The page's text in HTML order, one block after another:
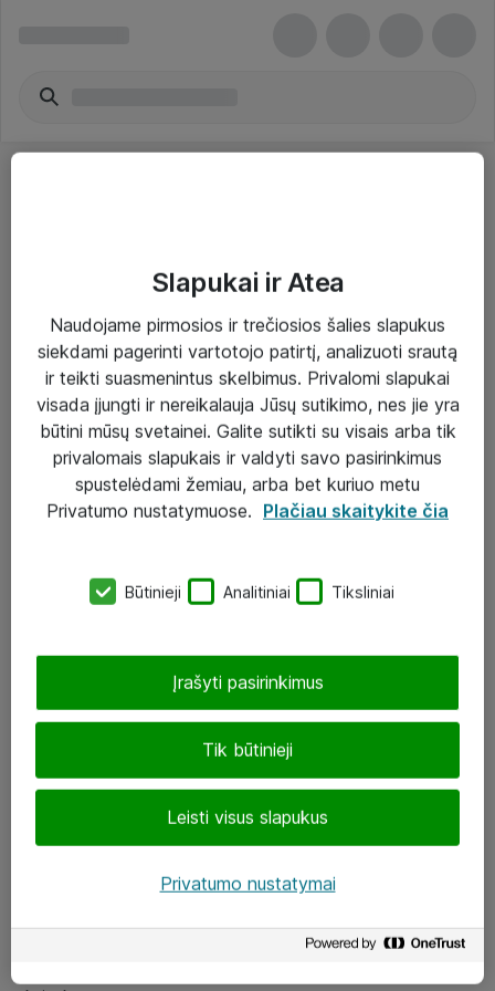
Paslaugos
Sprendimai
Įgyvendinti projektai
Atea ekspertų patarimai verslui
eShop@atea.lt
LinkedIn
Slapukai ir Atea
Naudojame pirmosios ir trečiosios šalies slapukus
siekdami pagerinti vartotojo patirtį, analizuoti srautą
ir teikti suasmenintus skelbimus. Privalomi slapukai
visada įjungti ir nereikalauja Jūsų sutikimo, nes jie yra
būtini mūsų svetainei. Galite sutikti su visais arba tik
privalomais slapukais ir valdyti savo pasirinkimus
spustelėdami žemiau, arba bet kuriuo metu
Privatumo nustatymuose. Plačiau skaitykite čia
Būtinieji Analitiniai Tiksliniai
Tik būtinieji
Leisti visus slapukus
Įrašyti pasirinkimus
Privatumo nustatymai